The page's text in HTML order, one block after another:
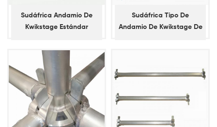
Sudáfrica Andamio De
Kwikstage Estándar
Sudáfrica Tipo De
Andamio De Kwikstage De